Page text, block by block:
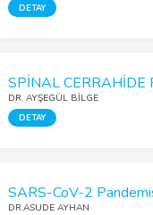
DETAY
DR. AYŞEGÜL BİLGE
DETAY
DR.ASUDE AYHAN